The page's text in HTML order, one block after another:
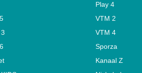
Play 4
VTM 2
VTM 4
Sporza
Kanaal Z